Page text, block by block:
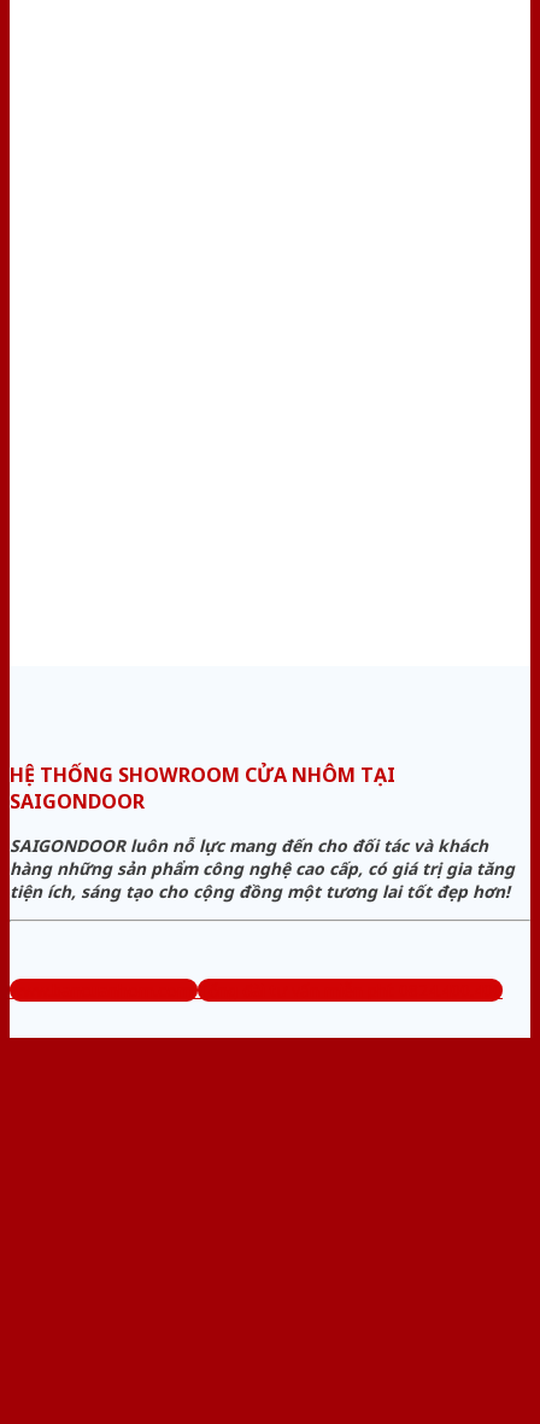
HỆ THỐNG SHOWROOM CỬA NHÔM TẠI
SAIGONDOOR
SAIGONDOOR luôn nỗ lực mang đến cho đối tác và khách
hàng những sản phẩm công nghệ cao cấp, có giá trị gia tăng
tiện ích, sáng tạo cho cộng đồng một tương lai tốt đẹp hơn!
www.bancuanhom.com Tổng đài tư vấn miễn phí: 0824.400.400